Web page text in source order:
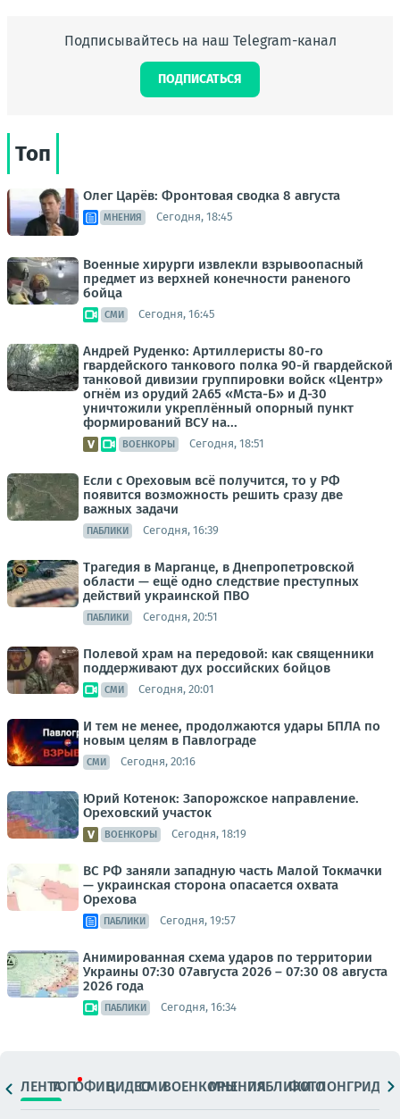
Подписывайтесь на наш Telegram-канал
ПОДПИСАТЬСЯ
Топ
Олег Царёв: Фронтовая сводка 8 августа
МНЕНИЯ Сегодня, 18:45
Военные хирурги извлекли взрывоопасный
предмет из верхней конечности раненого
бойца
СМИ Сегодня, 16:45
Андрей Руденко: Артиллеристы 80-го
гвардейского танкового полка 90-й гвардейской
танковой дивизии группировки войск «Центр»
огнём из орудий 2А65 «Мста-Б» и Д-30
уничтожили укреплённый опорный пункт
формирований ВСУ на...
ВОЕНКОРЫ Сегодня, 18:51
Если с Ореховым всё получится, то у РФ
появится возможность решить сразу две
важных задачи
ПАБЛИКИ Сегодня, 16:39
Трагедия в Марганце, в Днепропетровской
области — ещё одно следствие преступных
действий украинской ПВО
ПАБЛИКИ Сегодня, 20:51
Полевой храм на передовой: как священники
поддерживают дух российских бойцов
СМИ Сегодня, 20:01
И тем не менее, продолжаются удары БПЛА по
новым целям в Павлограде
СМИ Сегодня, 20:16
Юрий Котенок: Запорожское направление.
Ореховский участок
ВОЕНКОРЫ Сегодня, 18:19
ВС РФ заняли западную часть Малой Токмачки
— украинская сторона опасается охвата
Орехова
ПАБЛИКИ Сегодня, 19:57
Анимированная схема ударов по территории
Украины 07:30 07августа 2026 – 07:30 08 августа
2026 года
ПАБЛИКИ Сегодня, 16:34
ЛЕНТАТОПОФИЦ.ВИДЕОСМИВОЕНКОРЫМНЕНИЯПАБЛИКИ
ФОТОЛОНГРИДЫ